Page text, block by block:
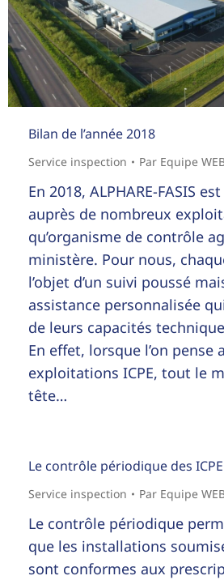
Bilan de l’année 2018
Service inspection Par Equipe
En 2018, ALPHARE-FASIS
auprès de nombreux
qu’organisme de contrôle
ministère. Pour nous,
l’objet d’un suivi poussé
assistance personnalisée
de leurs capacités
En effet, lorsque l’on pense
exploitations ICPE, tout le
tête…
Le contrôle périodique des
Service inspection Par Equipe
Le contrôle périodique
que les installations
sont conformes aux